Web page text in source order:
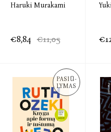
Haruki Murakami
€8,84 €11,05
PASIŪ-
LYMAS